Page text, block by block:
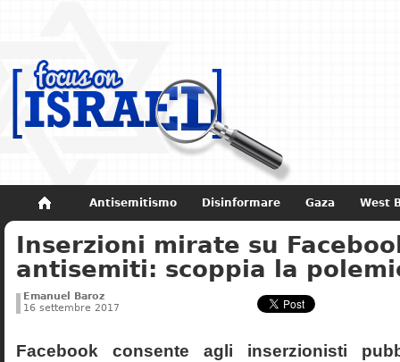
Antisemitismo Disinformare Gaza West
Non dimenticare Storia di Israele
Inserzioni mirate su
antisemiti: scoppia la
Emanuel Baroz
16 settembre 2017
Facebook consente agli inserzionisti